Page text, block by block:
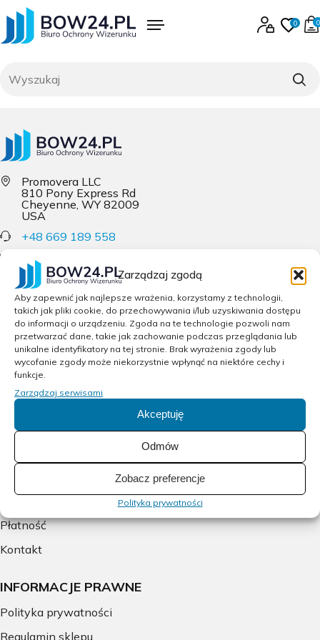
Zarządzaj zgodą
Aby zapewnić jak najlepsze wrażenia, korzystamy z technologii,
takich jak pliki cookie, do przechowywania i/lub uzyskiwania dostępu
do informacji o urządzeniu. Zgoda na te technologie pozwoli nam
przetwarzać dane, takie jak zachowanie podczas przeglądania lub
unikalne identyfikatory na tej stronie. Brak wyrażenia zgody lub
wycofanie zgody może niekorzystnie wpłynąć na niektóre cechy i
funkcje.
Zarządzaj serwisami
Akceptuję
Odmów
Zobacz preferencje
Polityka prywatności
to
Menu Zaloguj się lub
0 0
Promovera LLC
810 Pony Express Rd
Cheyenne, WY 82009
USA
+48 669 189 558
biuro@bow24.pl
PRODUKTY
FACEBOOK
GOOGLE
INSTAGRAM
GOWORK
BOW24
Płatność
Kontakt
INFORMACJE PRAWNE
Polityka prywatności
Regulamin sklepu